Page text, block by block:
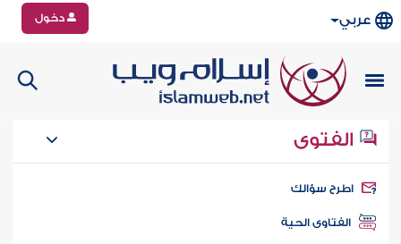
عربي دخول
الفتوى
سؤالك